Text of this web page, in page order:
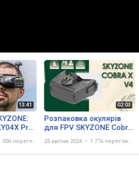
Pro,
окуляр.
переглядів
Розпаковка окулярів
для FPV SKYZONE Cobra
48ch
25 квітня 2024 1 776 переглядів